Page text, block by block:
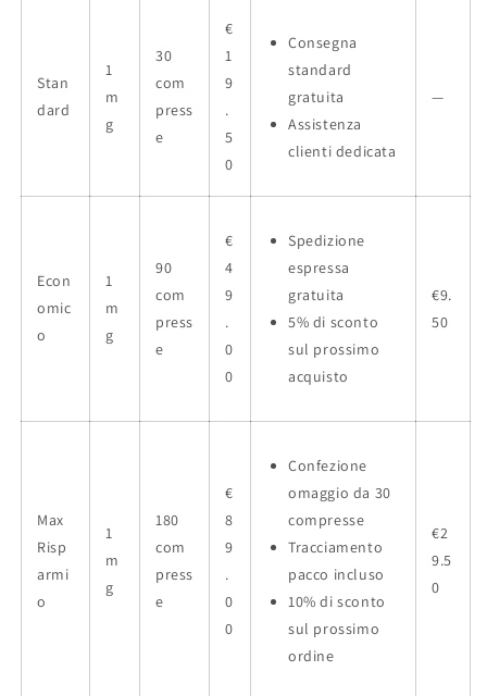
Stan
dard
1
m
g
30
com
press
e
€
1
9
.
5
0
Consegna
standard
gratuita
Assistenza
clienti dedicata
—
Econ
omic
o
1
m
g
90
com
press
e
€
4
9
.
0
0
Spedizione
espressa
gratuita
5% di sconto
sul prossimo
acquisto
€9.
50
Max
Risp
armi
o
1
m
g
180
com
press
e
€
8
9
.
0
0
Confezione
omaggio da 30
compresse
Tracciamento
pacco incluso
10% di sconto
sul prossimo
ordine
€2
9.5
0